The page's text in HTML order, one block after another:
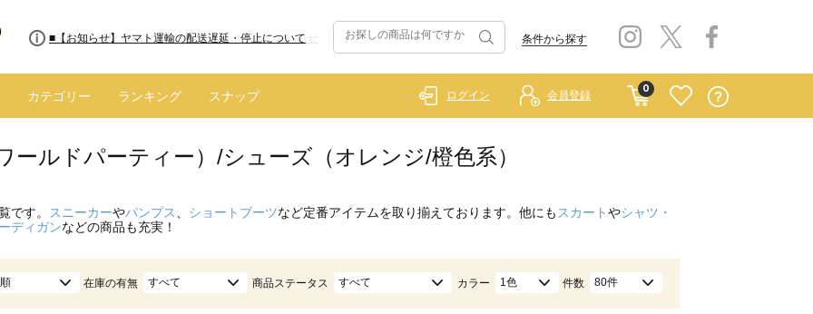
■8/13(木)AM2:00～サイトメンテナンス実施のお知らせ
■【お知らせ】ヤマト運輸の配送遅延・停止について 条件から探す
カテゴリー ランキング スナップ
0
ログイン 会員登録
ールドパーティー）/シューズ（オレンジ/橙色系）
です。 スニーカーやパンプス ショートブーツなど定番アイテムを取り揃えております。他にも スカートやシャツ・
ディガンなどの商品も充実！
在庫の有無 すべて 商品ステータス すべて カラー 1色 件数 80件